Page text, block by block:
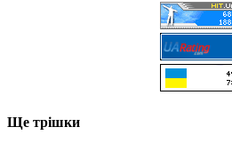
Ще трішки